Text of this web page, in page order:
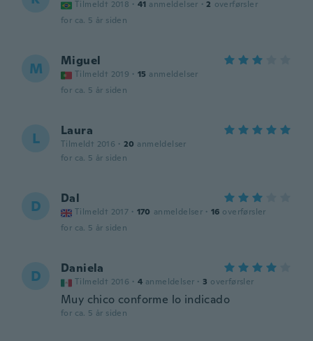
Tilmeldt 2018 · 41 anmeldelser · 2 overførsler
for ca. 5 år siden
M Miguel
Tilmeldt 2019 · 15 anmeldelser
for ca. 5 år siden
L Laura
Tilmeldt 2016 · 20 anmeldelser
for ca. 5 år siden
D Dal
Tilmeldt 2017 · 170 anmeldelser · 16 overførsler
for ca. 5 år siden
D Daniela
Tilmeldt 2016 · 4 anmeldelser · 3 overførsler
Muy chico conforme lo indicado
for ca. 5 år siden